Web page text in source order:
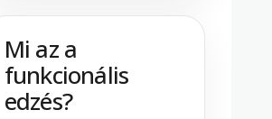
Mi az a
funkcionális
edzés?